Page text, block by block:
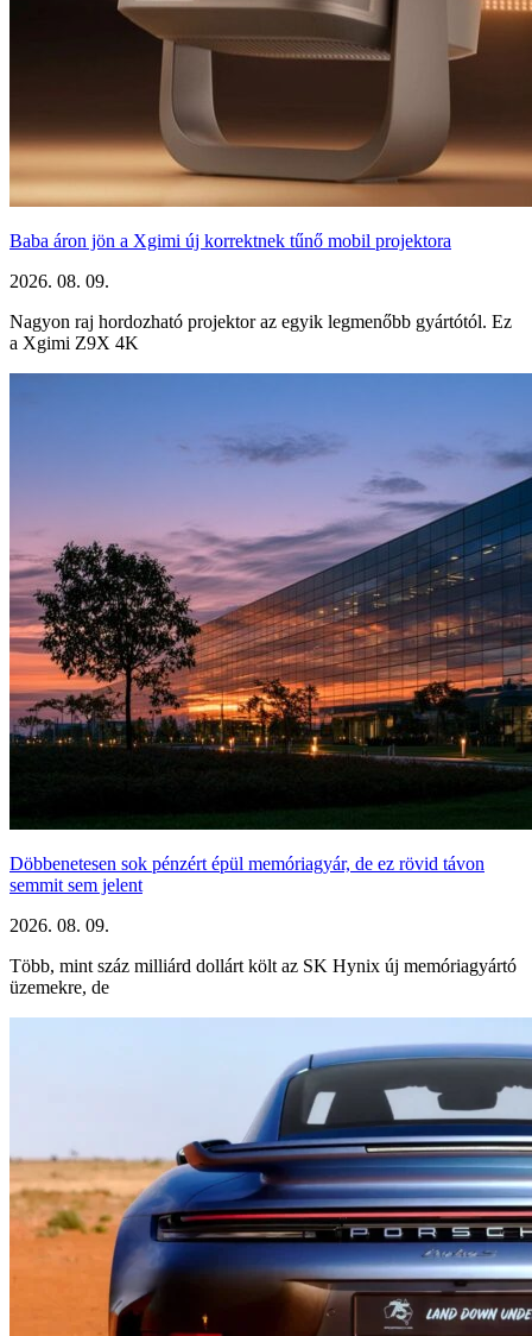
Baba áron jön a Xgimi új korrektnek tűnő mobil projektora
2026. 08. 09.
Nagyon raj hordozható projektor az egyik legmenőbb gyártótól. Ez
a Xgimi Z9X 4K
Döbbenetesen sok pénzért épül memóriagyár, de ez rövid távon
semmit sem jelent
2026. 08. 09.
Több, mint száz milliárd dollárt költ az SK Hynix új memóriagyártó
üzemekre, de